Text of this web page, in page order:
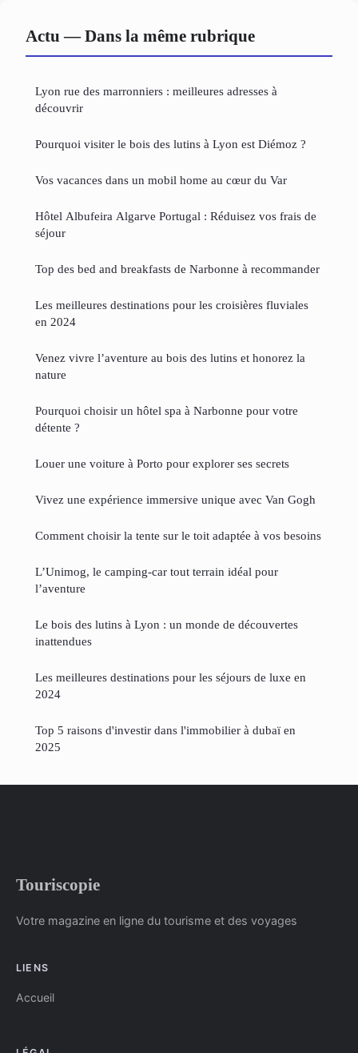
Actu — Dans la même rubrique
Lyon rue des marronniers : meilleures adresses à
découvrir
Pourquoi visiter le bois des lutins à Lyon est Diémoz ?
Vos vacances dans un mobil home au cœur du Var
Hôtel Albufeira Algarve Portugal : Réduisez vos frais de
séjour
Top des bed and breakfasts de Narbonne à recommander
Les meilleures destinations pour les croisières fluviales
en 2024
Venez vivre l’aventure au bois des lutins et honorez la
nature
Pourquoi choisir un hôtel spa à Narbonne pour votre
détente ?
Louer une voiture à Porto pour explorer ses secrets
Vivez une expérience immersive unique avec Van Gogh
Comment choisir la tente sur le toit adaptée à vos besoins
L’Unimog, le camping-car tout terrain idéal pour
l’aventure
Le bois des lutins à Lyon : un monde de découvertes
inattendues
Les meilleures destinations pour les séjours de luxe en
2024
Top 5 raisons d'investir dans l'immobilier à dubaï en
2025
Touriscopie
Votre magazine en ligne du tourisme et des voyages
LIENS
Accueil